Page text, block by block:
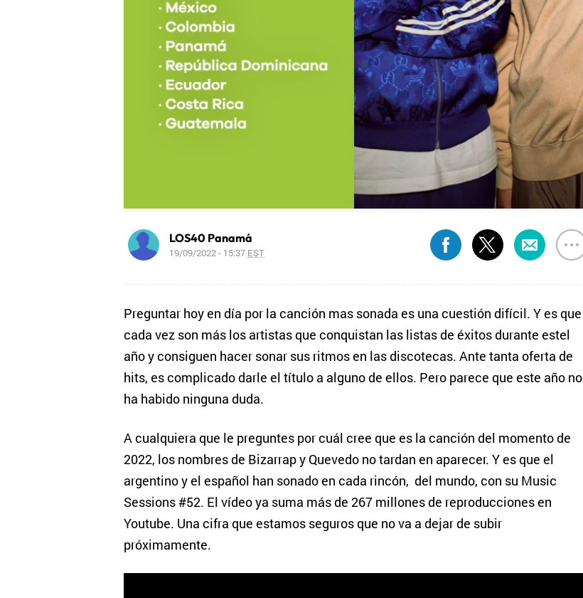
LOS40 Panamá
19/09/2022 - 15:37 EST
Preguntar hoy en día por la canción mas sonada es una cuestión difícil. Y es que
cada vez son más los artistas que conquistan las listas de éxitos durante estel
año y consiguen hacer sonar sus ritmos en las discotecas. Ante tanta oferta de
hits, es complicado darle el título a alguno de ellos. Pero parece que este año no
ha habido ninguna duda.
A cualquiera que le preguntes por cuál cree que es la canción del momento de
2022, los nombres de Bizarrap y Quevedo no tardan en aparecer. Y es que el
argentino y el español han sonado en cada rincón, del mundo, con su Music
Sessions #52. El vídeo ya suma más de 267 millones de reproducciones en
Youtube. Una cifra que estamos seguros que no va a dejar de subir
próximamente.